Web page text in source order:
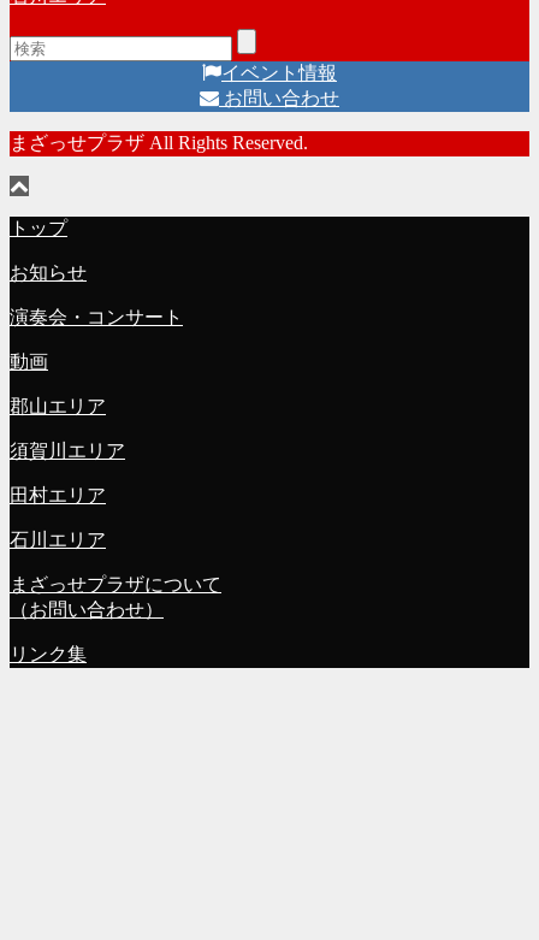
イベント情報
お問い合わせ
まざっせプラザ All Rights Reserved.
トップ
お知らせ
演奏会・コンサート
動画
郡山エリア
須賀川エリア
田村エリア
石川エリア
まざっせプラザについて
（お問い合わせ）
リンク集